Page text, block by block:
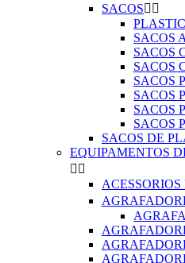
SACOS 
SACOS
SACOS
SACOS
SACOS
SACOS
SACOS
SACOS
SACOS DE
EQUIPAMENTOS
 